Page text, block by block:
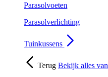
Parasolvoeten
Parasolverlichting
Tuinkussens
Terug Bekijk alles van